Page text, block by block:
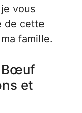
vous
de cette
famille.
Bœuf
et